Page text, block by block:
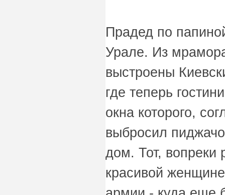
Прадед по
Урале. Из
выстроены
где теперь
окна которого,
выбросил
дом. Тот, вопреки
красивой